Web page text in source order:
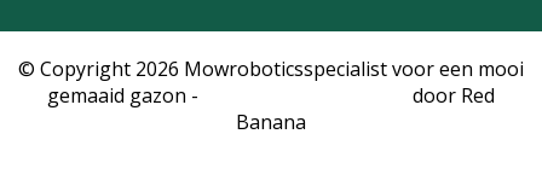
© Copyright 2026 Mowroboticsspecialist voor een mooi
gemaaid gazon -
door Red
Banana